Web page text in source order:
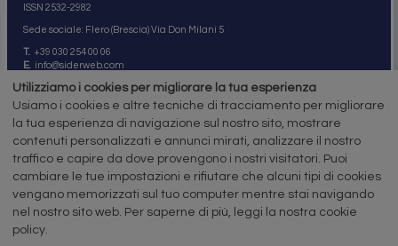
ISSN 2532-2982
Sede sociale: Flero (Brescia) Via Don Milani 5
T. +39 030 254 00 06
E. info@siderweb.com
Copyright siderweb spa sb
Tutti i diritti sono riservati
Privacy policy
Cookie policy
Digital Services Act Policy
MENU
NEWS
PREZZI ITALIA
SEGUICI SUI NOSTRI
SOCIAL NETWORK
Utilizziamo i cookies per migliorare la tua esperienza
Usiamo i cookies e altre tecniche di tracciamento per migliorare
la tua esperienza di navigazione sul nostro sito, mostrare
contenuti personalizzati e annunci mirati, analizzare il nostro
traffico e capire da dove provengono i nostri visitatori. Puoi
cambiare le tue impostazioni e rifiutare che alcuni tipi di cookies
vengano memorizzati sul tuo computer mentre stai navigando
nel nostro sito web. Per saperne di più, leggi la nostra cookie
policy.